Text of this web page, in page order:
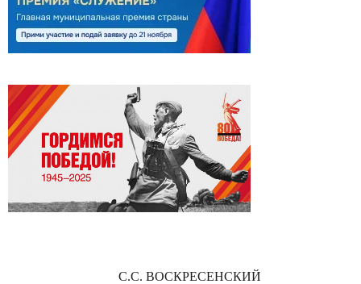
С.С. ВОСКРЕСЕНСКИЙ